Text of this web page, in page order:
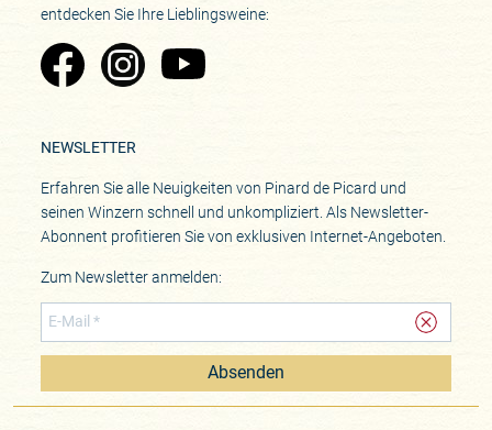
entdecken Sie Ihre Lieblingsweine:
Zu Pinard's Facebook-Seite
Zu Pinard's Instagram-Seite
Zu Pinard's YouTube-Seite
NEWSLETTER
Erfahren Sie alle Neuigkeiten von Pinard de Picard und
seinen Winzern schnell und unkompliziert. Als Newsletter-
Abonnent profitieren Sie von exklusiven Internet-Angeboten.
Zum Newsletter anmelden:
Absenden